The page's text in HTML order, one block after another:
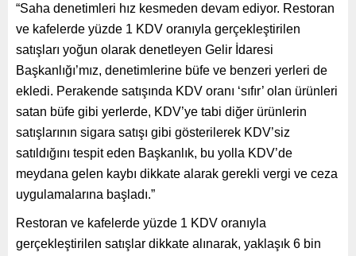
“Saha denetimleri hız kesmeden devam ediyor. Restoran
ve kafelerde yüzde 1 KDV oranıyla gerçekleştirilen
satışları yoğun olarak denetleyen Gelir İdaresi
Başkanlığı’mız, denetimlerine büfe ve benzeri yerleri de
ekledi. Perakende satışında KDV oranı ‘sıfır’ olan ürünleri
satan büfe gibi yerlerde, KDV’ye tabi diğer ürünlerin
satışlarının sigara satışı gibi gösterilerek KDV’siz
satıldığını tespit eden Başkanlık, bu yolla KDV’de
meydana gelen kaybı dikkate alarak gerekli vergi ve ceza
uygulamalarına başladı.”
Restoran ve kafelerde yüzde 1 KDV oranıyla
gerçekleştirilen satışlar dikkate alınarak, yaklaşık 6 bin